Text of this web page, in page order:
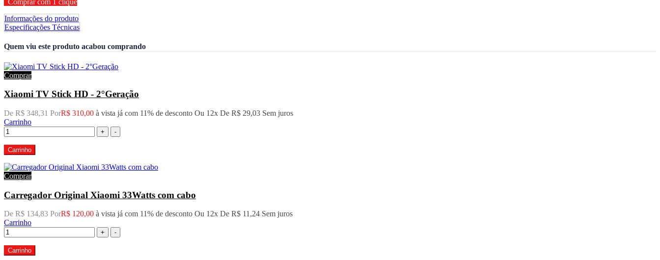
Comprar com 1 clique
Informações do produto
Especificações Técnicas
Quem viu este produto acabou comprando
Comprar
Xiaomi TV Stick HD - 2°Geração
De R$ 348,31 PorR$ 310,00 à vista já com 11% de desconto Ou 12x De R$ 29,03 Sem juros
Carrinho
+ -
Carrinho
Comprar
Carregador Original Xiaomi 33Watts com cabo
De R$ 134,83 PorR$ 120,00 à vista já com 11% de desconto Ou 12x De R$ 11,24 Sem juros
Carrinho
+ -
Carrinho